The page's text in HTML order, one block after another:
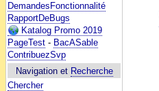
DemandesFonctionnalité
RapportDeBugs
Katalog Promo 2019
PageTest - BacASable
ContribuezSvp
Navigation et Recherche
Chercher